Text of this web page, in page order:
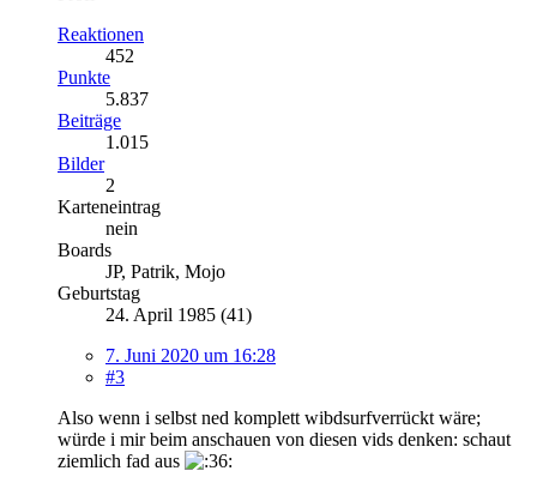
Reaktionen
452
Punkte
5.837
Beiträge
1.015
Bilder
2
Karteneintrag
nein
Boards
JP, Patrik, Mojo
Geburtstag
24. April 1985 (41)
7. Juni 2020 um 16:28
#3
Also wenn i selbst ned komplett wibdsurfverrückt wäre;
würde i mir beim anschauen von diesen vids denken: schaut
ziemlich fad aus